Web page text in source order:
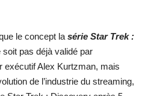
le concept la série Star Trek :
pas déjà validé par
exécutif Alex Kurtzman, mais
de l’industrie du streaming,